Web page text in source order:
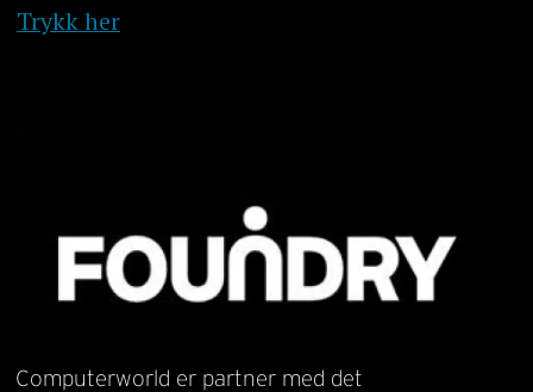
Trykk her
Computerworld er partner med det